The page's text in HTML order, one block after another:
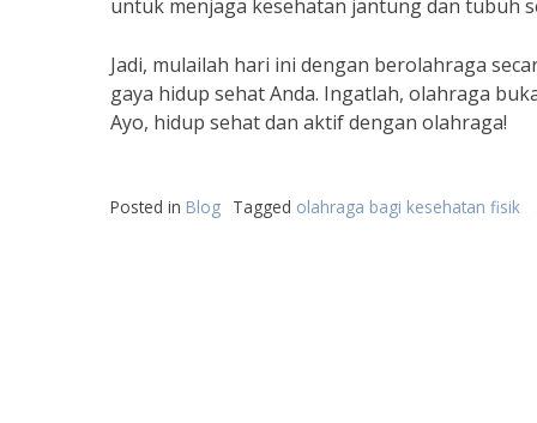
untuk menjaga kesehatan jantung dan tubuh
Jadi, mulailah hari ini dengan berolahraga
gaya hidup sehat Anda. Ingatlah, olahraga
Ayo, hidup sehat dan aktif dengan olahraga!
Posted in Blog Tagged olahraga bagi kesehatan fisik